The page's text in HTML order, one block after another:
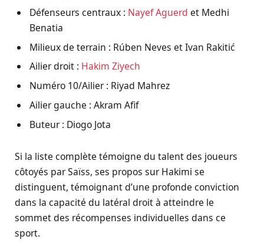
Défenseurs centraux : Nayef Aguerd et Medhi
Benatia
Milieux de terrain : Rúben Neves et Ivan Rakitić
Ailier droit : Hakim Ziyech
Numéro 10/Ailier : Riyad Mahrez
Ailier gauche : Akram Afif
Buteur : Diogo Jota
Si la liste complète témoigne du talent des joueurs
côtoyés par Saïss, ses propos sur Hakimi se
distinguent, témoignant d’une profonde conviction
dans la capacité du latéral droit à atteindre le
sommet des récompenses individuelles dans ce
sport.